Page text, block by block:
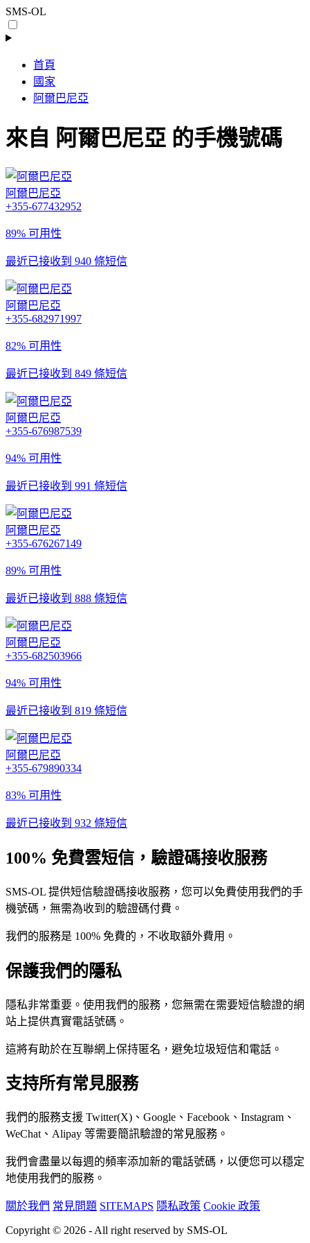
SMS-OL
首頁
國家
阿爾巴尼亞
來自 阿爾巴尼亞 的手機號碼
阿爾巴尼亞
+355-677432952
89% 可用性
最近已接收到 940 條短信
阿爾巴尼亞
+355-682971997
82% 可用性
最近已接收到 849 條短信
阿爾巴尼亞
+355-676987539
94% 可用性
最近已接收到 991 條短信
阿爾巴尼亞
+355-676267149
89% 可用性
最近已接收到 888 條短信
阿爾巴尼亞
+355-682503966
94% 可用性
最近已接收到 819 條短信
阿爾巴尼亞
+355-679890334
83% 可用性
最近已接收到 932 條短信
100% 免費雲短信，驗證碼接收服務
SMS-OL 提供短信驗證碼接收服務，您可以免費使用我們的手
機號碼，無需為收到的驗證碼付費。
我們的服務是 100% 免費的，不收取額外費用。
保護我們的隱私
隱私非常重要。使用我們的服務，您無需在需要短信驗證的網
站上提供真實電話號碼。
這將有助於在互聯網上保持匿名，避免垃圾短信和電話。
支持所有常見服務
我們的服務支援 Twitter(X)、Google、Facebook、Instagram、
WeChat、Alipay 等需要簡訊驗證的常見服務。
我們會盡量以每週的頻率添加新的電話號碼，以便您可以穩定
地使用我們的服務。
關於我們 常見問題 SITEMAPS 隱私政策 Cookie 政策
Copyright © 2026 - All right reserved by SMS-OL